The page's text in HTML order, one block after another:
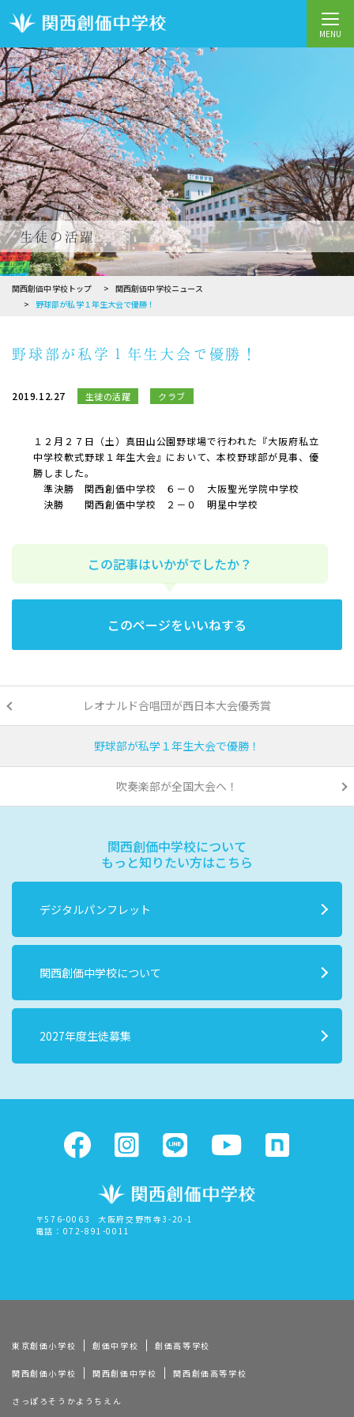
MENU
生徒の活躍
関西創価中学校トップ
関西創価中学校ニュース
野球部が私学１年生大会で優勝！
野球部が私学１年生大会で優勝！
2019.12.27 生徒の活躍 クラブ
１２月２７日（土）真田山公園野球場で行われた『大阪府私立
中学校軟式野球１年生大会』において、本校野球部が見事、優
勝しました。
準決勝 関西創価中学校 ６－０ 大阪聖光学院中学校
決勝 関西創価中学校 ２－０ 明星中学校
この記事はいかがでしたか？
このページをいいねする
レオナルド合唱団が西日本大会優秀賞
野球部が私学１年生大会で優勝！
吹奏楽部が全国大会へ！
関西創価中学校について
もっと知りたい方はこちら
デジタルパンフレット
関西創価中学校について
2027年度生徒募集
〒576-0063
大阪府交野市寺3-20-1
電話：072-891-0011
東京創価小学校 創価中学校 創価高等学校
関西創価小学校 関西創価中学校 関西創価高等学校
さっぽろそうかようちえん